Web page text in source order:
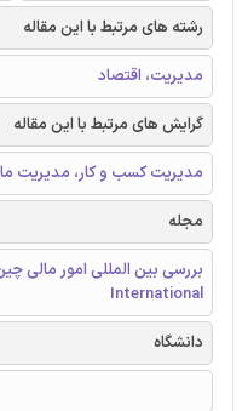
رشته های مرتبط با این مقاله
مدیریت، اقتصاد
گرایش های مرتبط با این مقاله
مدیریت کسب و کار، مدیریت
مجله
International
دانشگاه